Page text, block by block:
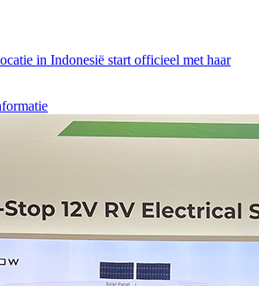
in Indonesië start officieel met haar